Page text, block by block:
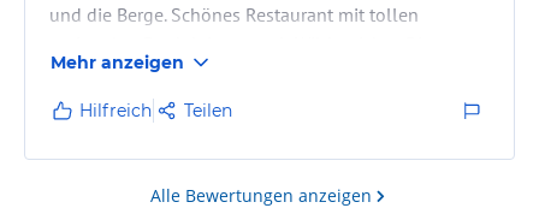
und die Berge. Schönes Restaurant mit tollen
Zimmer sind modern, groß mit bequemen Betten. Das
Personal ist freundlich, kompetent und hilfsbereit.
Das Frühstücksbuffet ist auch sehr gut. Tolles,
sauberes, ruhiges Hotel auch mit Wohnmobil
Stellplatz was man weiter empfehlen kann.😀👍
Mehr anzeigen
Hilfreich Teilen
Alle Bewertungen anzeigen